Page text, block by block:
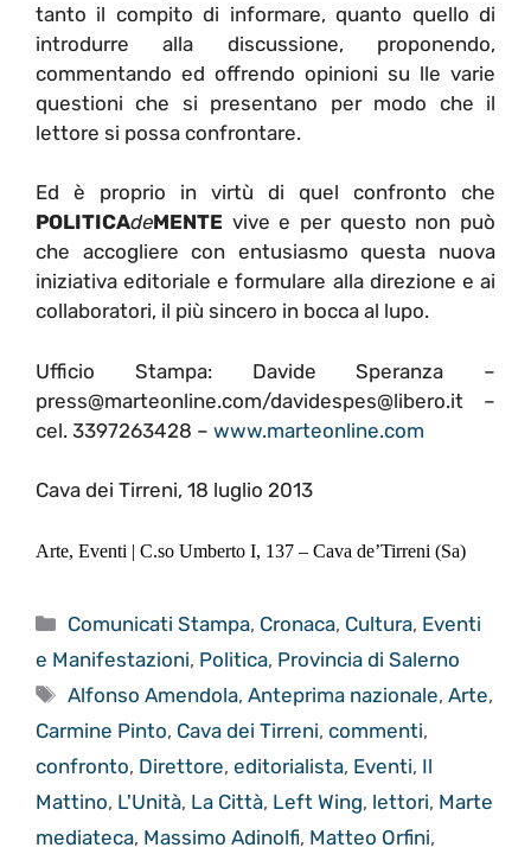
tanto il compito di informare, quanto quello di
introdurre alla discussione, proponendo,
commentando ed offrendo opinioni su lle varie
questioni che si presentano per modo che il
lettore si possa confrontare.
Ed è proprio in virtù di quel confronto che
POLITICAdeMENTE vive e per questo non può
che accogliere con entusiasmo questa nuova
iniziativa editoriale e formulare alla direzione e ai
collaboratori, il più sincero in bocca al lupo.
Ufficio Stampa: Davide Speranza –
press@marteonline.com/davidespes@libero.it –
cel. 3397263428 – www.marteonline.com
Cava dei Tirreni, 18 luglio 2013
Arte, Eventi | C.so Umberto I, 137 – Cava de’Tirreni (Sa)
Categorie
Comunicati Stampa, Cronaca, Cultura, Eventi
e Manifestazioni, Politica, Provincia di Salerno
Tag
Alfonso Amendola,Anteprima nazionale,Arte,
Carmine Pinto, Cava dei Tirreni, commenti,
confronto, Direttore, editorialista, Eventi, Il
Mattino, L'Unità, La Città, Left Wing, lettori, Marte
mediateca, Massimo Adinolfi, Matteo Orfini,